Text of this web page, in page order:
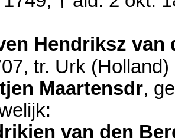
Hendriksz van
, tr. Urk (Holland)
Maartensdr,
van den